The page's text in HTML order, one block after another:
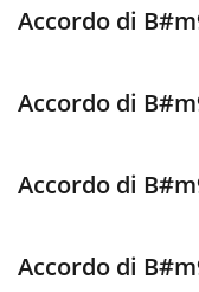
हिन्दी
Italiano
Accordo di
Accordo di
Accordo di
Accordo di